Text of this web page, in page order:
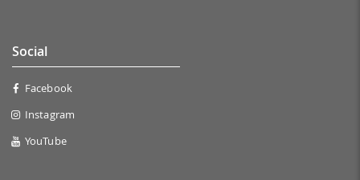
Social
Facebook
Instagram
YouTube